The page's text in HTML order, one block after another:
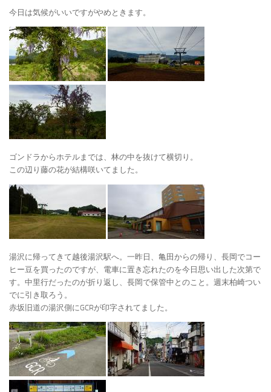
今日は気候がいいですがやめときます。
ゴンドラからホテルまでは、林の中を抜けて横切り。
この辺り藤の花が結構咲いてました。
湯沢に帰ってきて越後湯沢駅へ。一昨日、亀田からの帰り、長岡でコー
ヒー豆を買ったのですが、電車に置き忘れたのを今日思い出した次第で
す。中里行だったのが折り返し、長岡で保管中とのこと。週末柏崎つい
でに引き取ろう。
赤坂旧道の湯沢側にGCRが印字されてました。